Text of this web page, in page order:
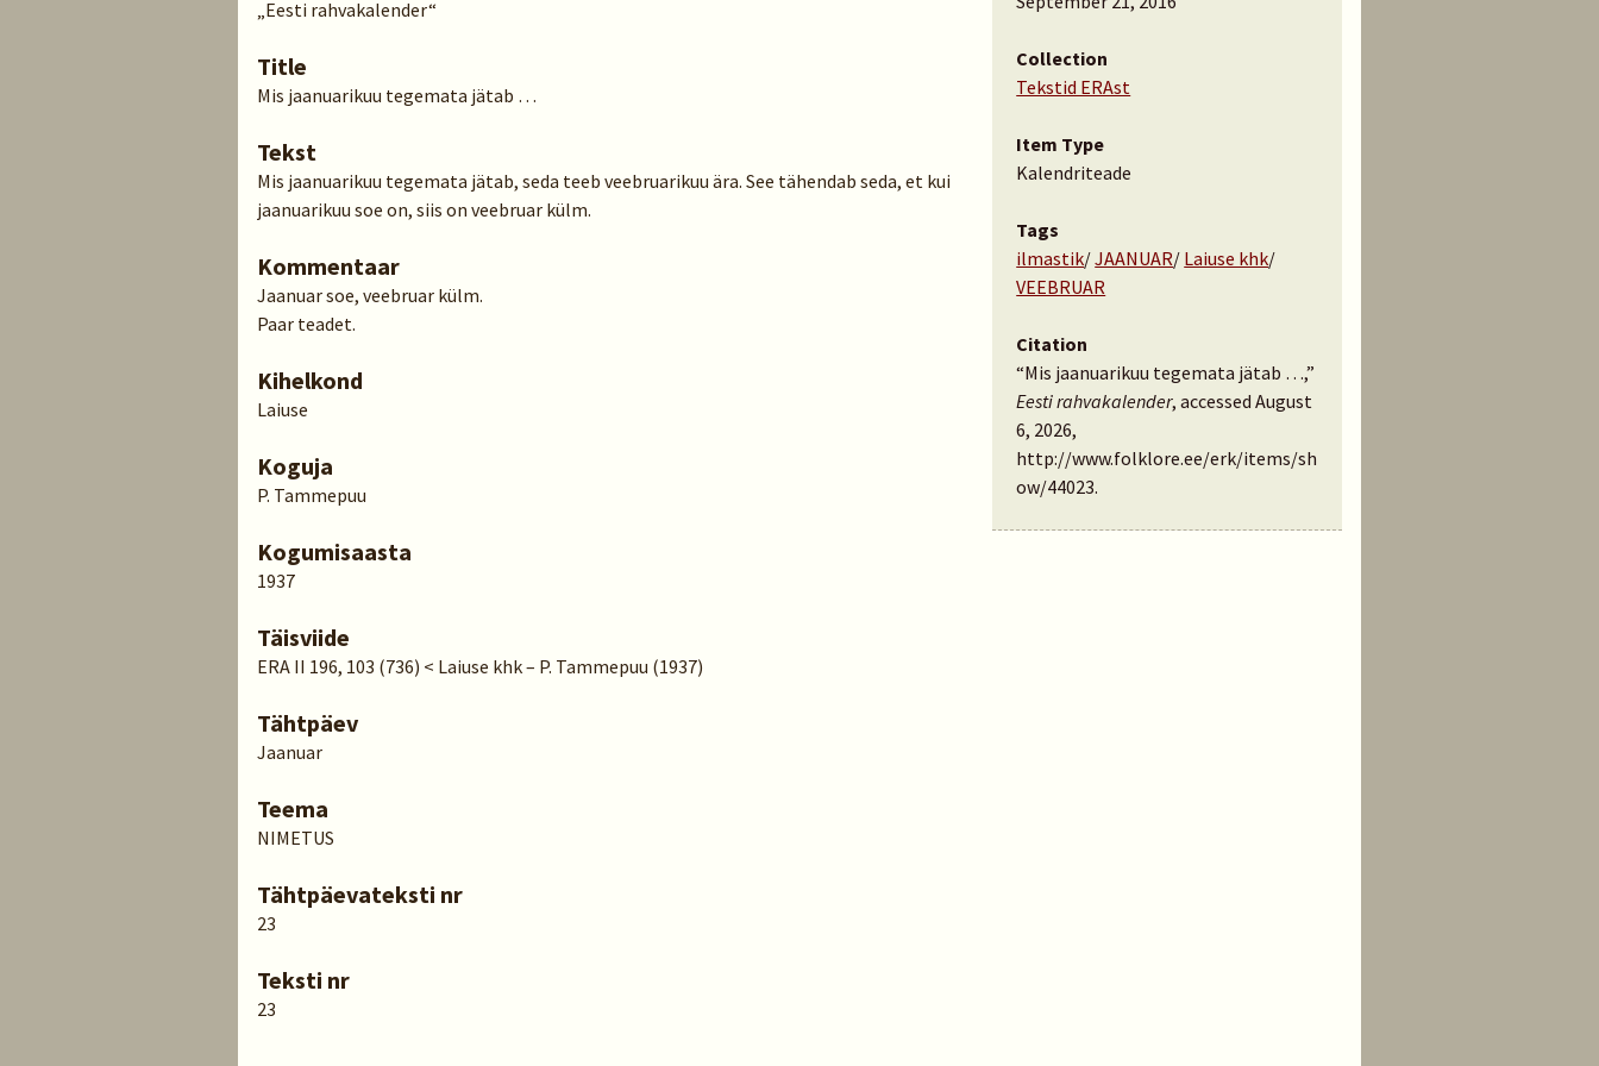
„Eesti rahvakalender“
Title
Mis jaanuarikuu tegemata jätab …
Tekst
Mis jaanuarikuu tegemata jätab, seda teeb veebruarikuu ära. See tähendab seda, et kui
jaanuarikuu soe on, siis on veebruar külm.
Kommentaar
Jaanuar soe, veebruar külm.
Paar teadet.
Kihelkond
Laiuse
Koguja
P. Tammepuu
Kogumisaasta
1937
Täisviide
ERA II 196, 103 (736) < Laiuse khk – P. Tammepuu (1937)
Tähtpäev
Jaanuar
Teema
NIMETUS
Tähtpäevateksti nr
23
Teksti nr
23
Collection
Tekstid ERAst
Item Type
Kalendriteade
Tags
ilmastik/JAANUAR/ Laiuse khk/
VEEBRUAR
Citation
“Mis jaanuarikuu tegemata jätab …,”
Eesti rahvakalender, accessed August
6, 2026,
http://www.folklore.ee/erk/items/sh
ow/44023.